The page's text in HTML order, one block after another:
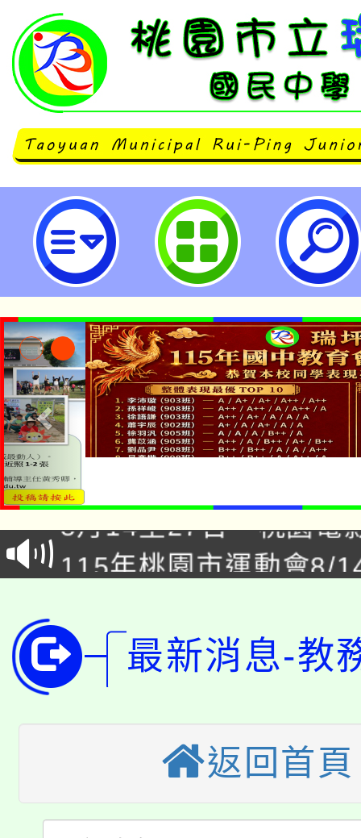
國立陽明交通大學與中華國際創新
會辦 理「第二十四期中學人才培
立瑞坪國民中學
「本色祭」8/29、30在
場熱烈登場!
8/21下午1時於龍潭區
徵才活動。
YOUNG桃局內行報名
局官網。
8月14至27日，桃園電
開!
115年桃園市運動會8/
視費優惠，中低收入戶
半價優惠，詳情可洽有
者。
大園自造教育及科技中
份教師增能研習
大溪自造教育及科技中
份教師研習
115年食農教育專業人
程
最新消息-教
返回首頁